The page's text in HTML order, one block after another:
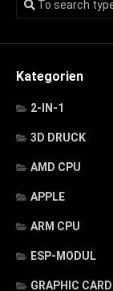
Kategorien
2-IN-1
3D DRUCK
AMD CPU
APPLE
ARM CPU
ESP-MODUL
GRAPHIC CARD